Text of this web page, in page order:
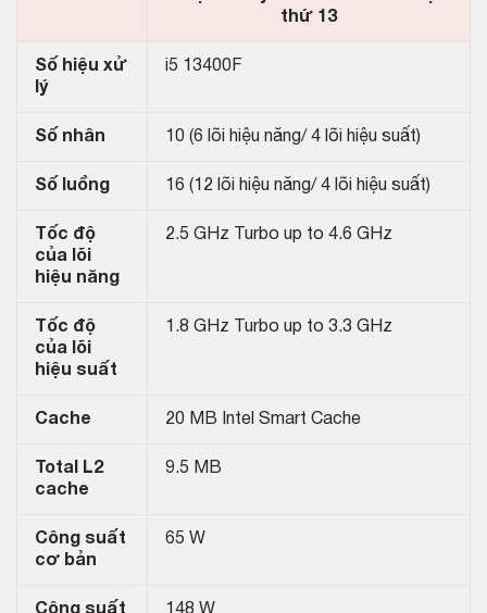
thứ 13
Số hiệu xử
lý
i5 13400F
Số nhân 10 (6 lõi hiệu năng/ 4 lõi hiệu suất)
Số luồng 16 (12 lõi hiệu năng/ 4 lõi hiệu suất)
Tốc độ
của lõi
hiệu năng
2.5 GHz Turbo up to 4.6 GHz
Tốc độ
của lõi
hiệu suất
1.8 GHz Turbo up to 3.3 GHz
Cache 20 MB Intel Smart Cache
Total L2
cache
9.5 MB
Công suất
cơ bản
65 W
Công suất
148 W